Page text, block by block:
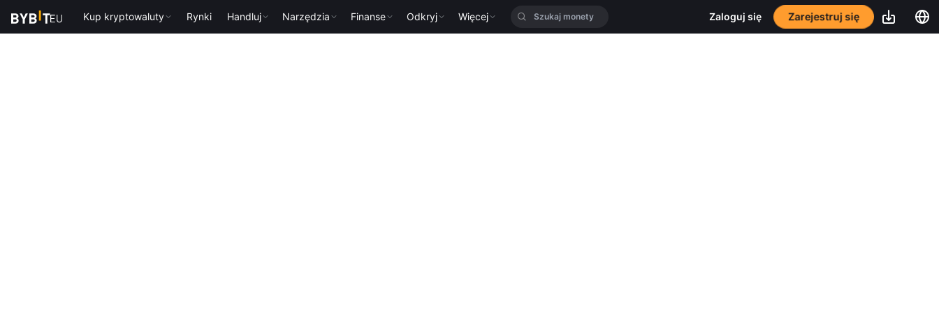
Kup kryptowaluty Rynki Handluj Narzędzia Finanse Odkryj Więcej Zaloguj się Zarejestruj się